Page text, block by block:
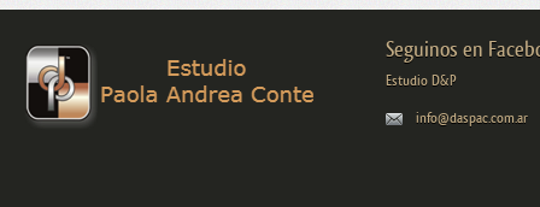
Seguinos en
Estudio D&P
info@daspac.com.ar